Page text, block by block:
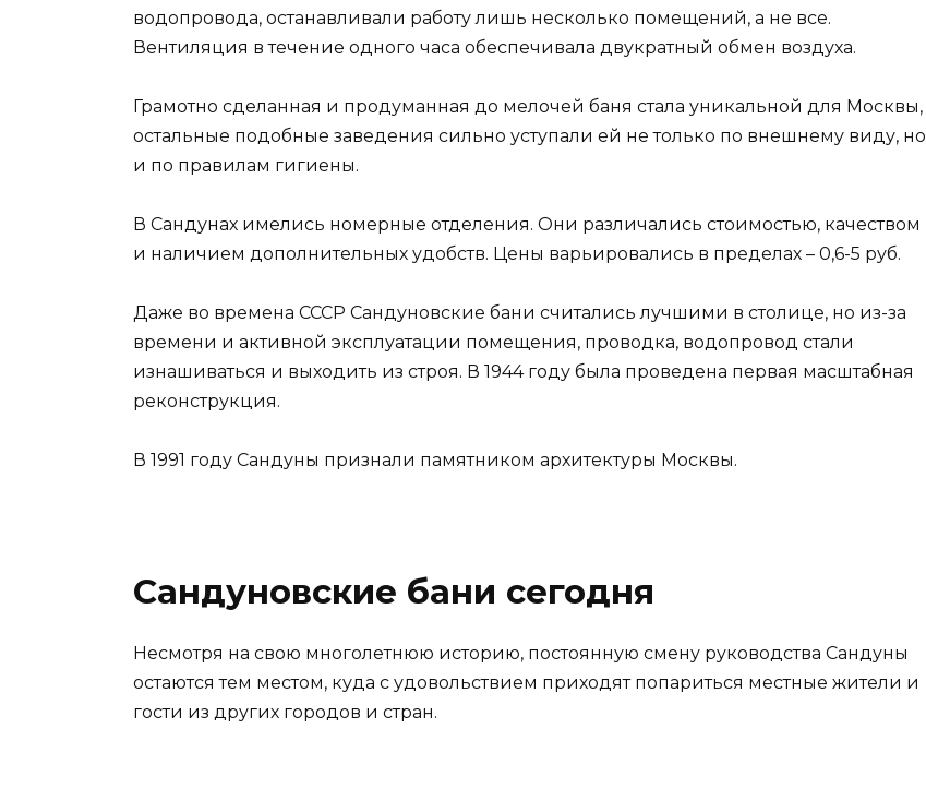
водопровода, останавливали работу лишь несколько помещений, а не все.
Вентиляция в течение одного часа обеспечивала двукратный обмен воздуха.
Грамотно сделанная и продуманная до мелочей баня стала уникальной для Москвы,
остальные подобные заведения сильно уступали ей не только по внешнему виду, но
и по правилам гигиены.
В Сандунах имелись номерные отделения. Они различались стоимостью, качеством
и наличием дополнительных удобств. Цены варьировались в пределах – 0,6-5 руб.
Даже во времена СССР Сандуновские бани считались лучшими в столице, но из-за
времени и активной эксплуатации помещения, проводка, водопровод стали
изнашиваться и выходить из строя. В 1944 году была проведена первая масштабная
реконструкция.
В 1991 году Сандуны признали памятником архитектуры Москвы.
Сандуновские бани сегодня
Несмотря на свою многолетнюю историю, постоянную смену руководства Сандуны
остаются тем местом, куда с удовольствием приходят попариться местные жители и
гости из других городов и стран.